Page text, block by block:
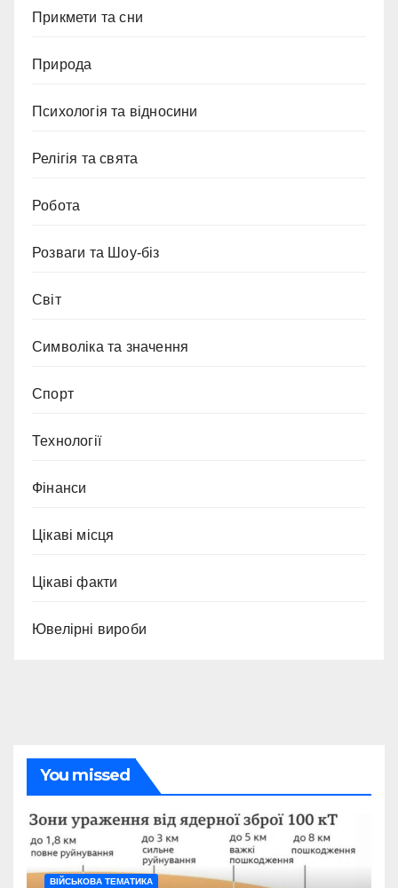
Прикмети та сни
Природа
Психологія та відносини
Релігія та свята
Робота
Розваги та Шоу-біз
Світ
Символіка та значення
Спорт
Технології
Фінанси
Цікаві місця
Цікаві факти
Ювелірні вироби
You missed
ВІЙСЬКОВА ТЕМАТИКА